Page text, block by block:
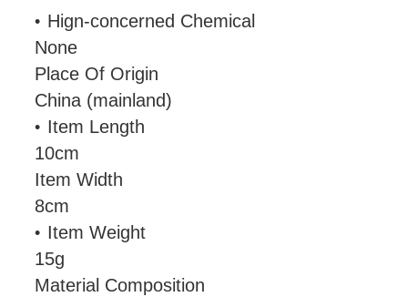
Hign-concerned Chemical
None
Place Of Origin
China (mainland)
Item Length
10cm
Item Width
8cm
Item Weight
15g
Material Composition